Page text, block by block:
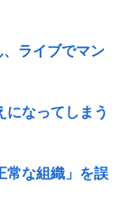
、ライブでマン
になってしまう
な組織」を誤